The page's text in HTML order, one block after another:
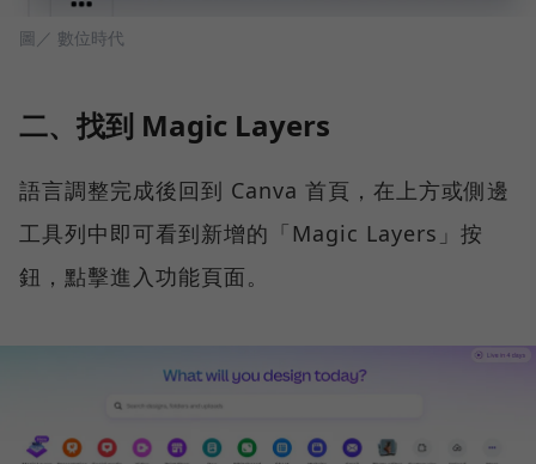
圖／ 數位時代
二、找到 Magic Layers
語言調整完成後回到 Canva 首頁，在上方或側邊
工具列中即可看到新增的「Magic Layers」按
鈕，點擊進入功能頁面。